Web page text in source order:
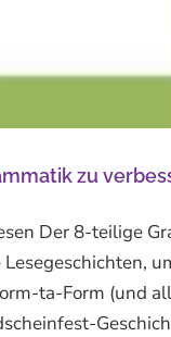
zu
Der 8-teilige
ta-Form (und